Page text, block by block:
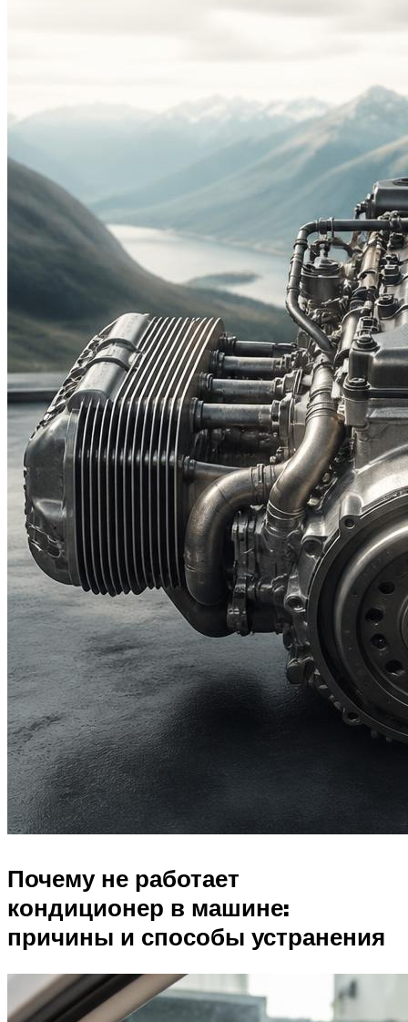
Почему не работает
кондиционер в машине:
причины и способы устранения